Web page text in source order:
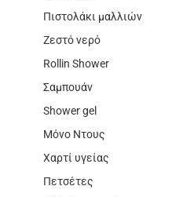
Πιστολάκι μαλλιών
Ζεστό νερό
Rollin Shower
Σαμπουάν
Shower gel
Μόνο Ντους
Χαρτί υγείας
Πετσέτες